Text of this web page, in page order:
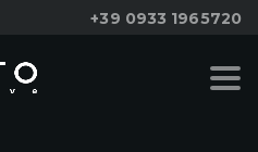
+39 0933 1965720